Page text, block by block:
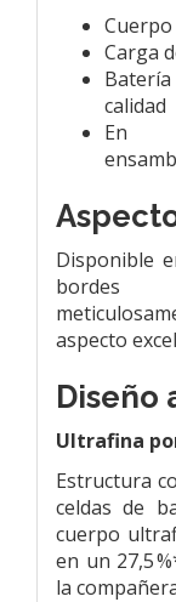
Carga
calidad
En
Disponible
bordes
aspecto
Diseño
Ultrafina
Estructura
celdas de
cuerpo
en un 27,5
la